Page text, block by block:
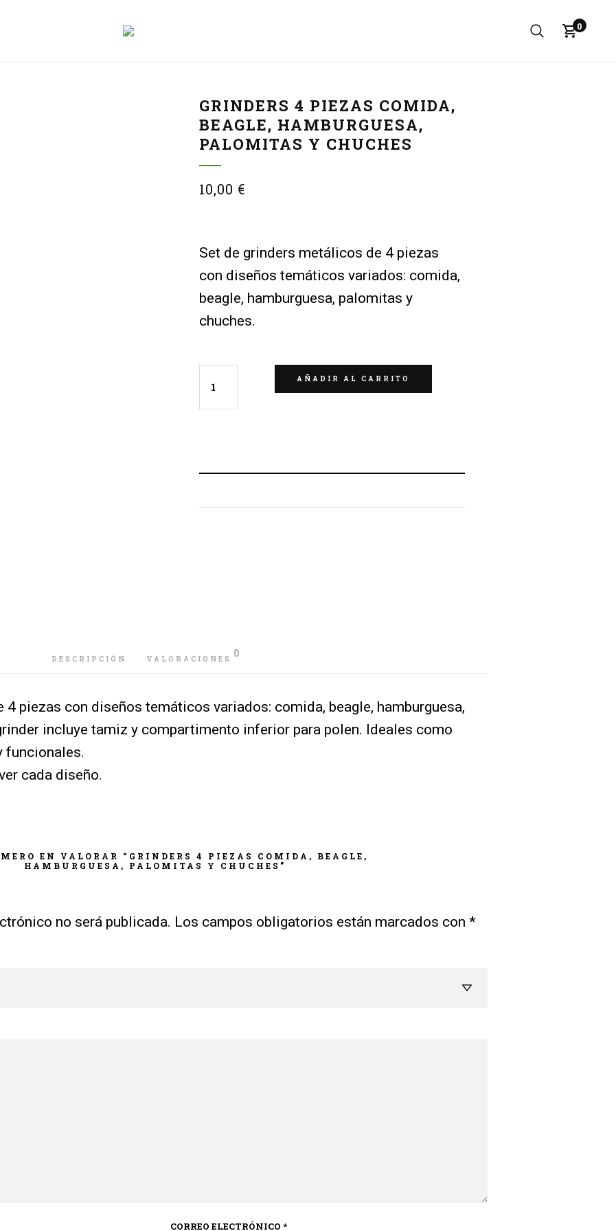
0
GRINDERS 4 PIEZAS COMIDA,
BEAGLE, HAMBURGUESA,
PALOMITAS Y CHUCHES
10,00 €
Set de grinders metálicos de 4 piezas
con diseños temáticos variados: comida,
beagle, hamburguesa, palomitas y
chuches.
AÑADIR AL CARRITO
DESCRIPCIÓN VALORACIONES 0
piezas con diseños temáticos variados: comida, beagle, hamburguesa,
incluye tamiz y compartimento inferior para polen. Ideales como
funcionales.
cada diseño.
EN VALORAR “GRINDERS 4 PIEZAS COMIDA, BEAGLE,
HAMBURGUESA, PALOMITAS Y CHUCHES”
no será publicada. Los campos obligatorios están marcados con *
CORREO ELECTRÓNICO*